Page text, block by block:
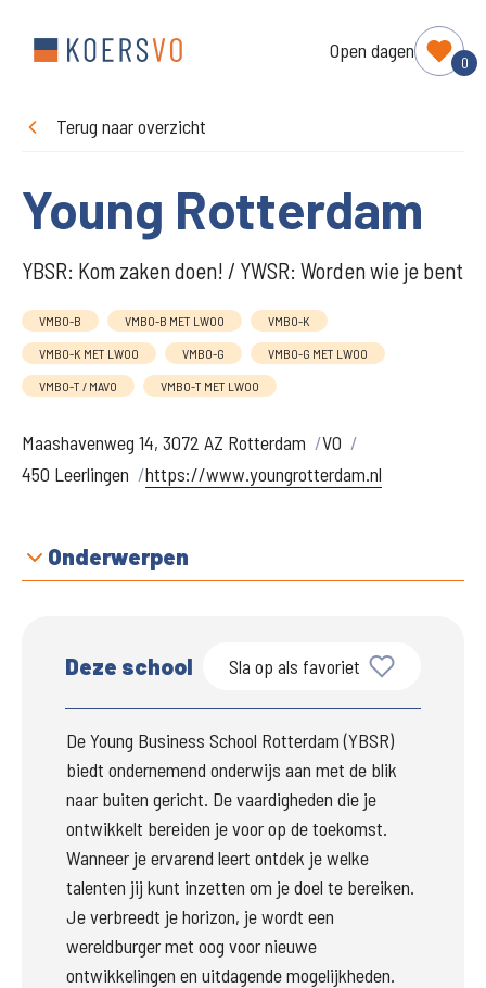
Open dagen
0
Terug naar overzicht
Young Rotterdam
YBSR: Kom zaken doen! / YWSR: Worden wie je bent
VMBO-B VMBO-B MET LWOO VMBO-K
VMBO-K MET LWOO VMBO-G VMBO-G MET LWOO
VMBO-T / MAVO VMBO-T MET LWOO
Maashavenweg 14, 3072 AZ Rotterdam
VO
450 Leerlingen
https://www.youngrotterdam.nl
Onderwerpen
Deze school Sla op als favoriet
De Young Business School Rotterdam (YBSR)
biedt ondernemend onderwijs aan met de blik
naar buiten gericht. De vaardigheden die je
ontwikkelt bereiden je voor op de toekomst.
Wanneer je ervarend leert ontdek je welke
talenten jij kunt inzetten om je doel te bereiken.
Je verbreedt je horizon, je wordt een
wereldburger met oog voor nieuwe
ontwikkelingen en uitdagende mogelijkheden.